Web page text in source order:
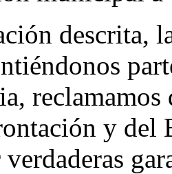
descrita,
reclamamos
y del